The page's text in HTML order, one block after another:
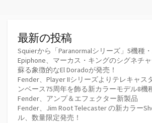
最新の投稿
Squierから「Paranormalシリーズ」5機種
Epiphone、マーカス・キングのシグネチ
蘇る象徴的なEl Doradoが発売！
Fender、Player IIシリーズよりテレキャス
ンベース75周年を飾る新カラーモデル8機
Fender、アンプ＆エフェクター新製品
Fender、Jim Root Telecaster の新カラー
ル、数量限定発売！